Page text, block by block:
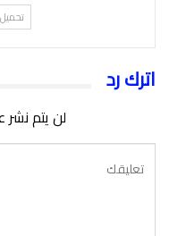
اترك رد
لن يتم نشر